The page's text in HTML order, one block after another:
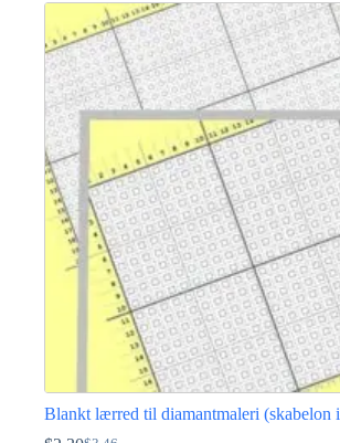
var:
$4.61.
$3.46.
Blankt lærred til diamantmaleri (skabelon